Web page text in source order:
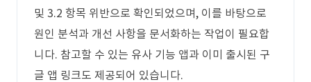
및 3.2 항목 위반으로 확인되었으며, 이를 바탕으로
원인 분석과 개선 사항을 문서화하는 작업이 필요합
니다. 참고할 수 있는 유사 기능 앱과 이미 출시된 구
글 앱 링크도 제공되어 있습니다.